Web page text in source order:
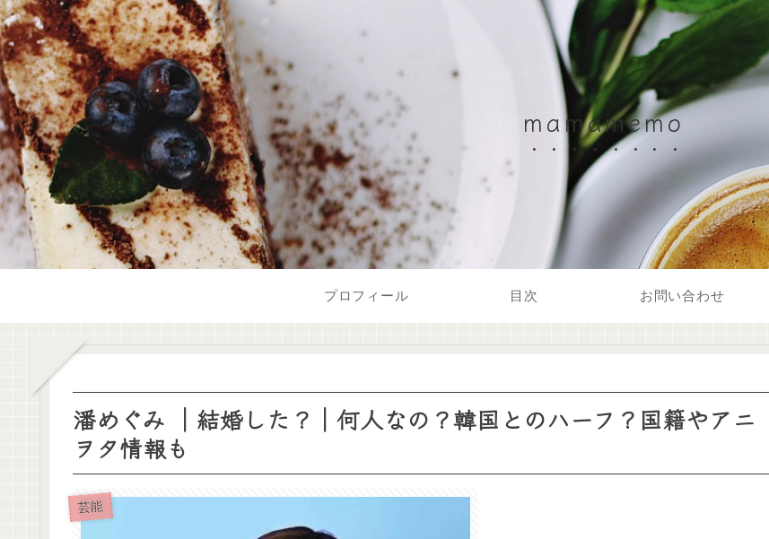
mamamemo
プロフィール 目次 お問い合わせ
潘めぐみ ｜結婚した？｜何人なの？韓国とのハーフ？国籍やアニ
ヲタ情報も
芸能